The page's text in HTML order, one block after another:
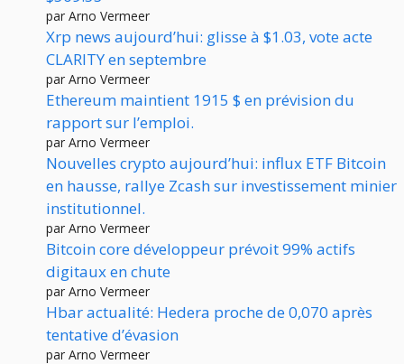
par Arno Vermeer
Xrp news aujourd’hui: glisse à $1.03, vote acte
CLARITY en septembre
par Arno Vermeer
Ethereum maintient 1915 $ en prévision du
rapport sur l’emploi.
par Arno Vermeer
Nouvelles crypto aujourd’hui: influx ETF Bitcoin
en hausse, rallye Zcash sur investissement minier
institutionnel.
par Arno Vermeer
Bitcoin core développeur prévoit 99% actifs
digitaux en chute
par Arno Vermeer
Hbar actualité: Hedera proche de 0,070 après
tentative d’évasion
par Arno Vermeer